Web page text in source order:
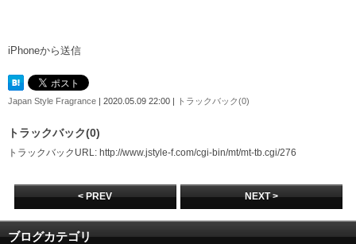
iPhoneから送信
Japan Style Fragrance | 2020.05.09 22:00 | トラックバック(0)
トラックバック(0)
トラックバックURL: http://www.jstyle-f.com/cgi-bin/mt/mt-tb.cgi/276
< PREV NEXT >
ブログカテゴリ